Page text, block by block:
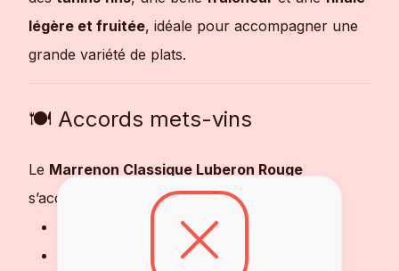
légère et fruitée, idéale pour accompagner une
grande variété de plats.
🍽 Accords mets-vins
Le Marrenon Classique Luberon Rouge
s’accorde parfaitement avec :
Viandes rouges grillées ou en sauce
Plats méditerranéens à base de légumes